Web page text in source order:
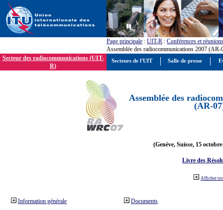
Page principale : UIT-R : Conférences et réunions
Assemblée des radiocommunications 2007 (AR-
Secteur des radiocommunications (UIT-
R)
Assemblée des
(AR-
(Genève, Suisse, 15
Livre des
Afficher
Information générale Documents
Secteurs de l'UIT Salle de presse